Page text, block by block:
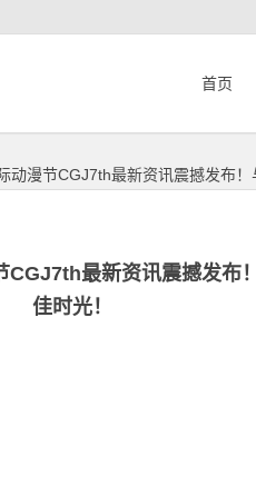
首页
动漫节CGJ7th最新资讯震撼发布！
最新资讯震撼发布
佳时光！